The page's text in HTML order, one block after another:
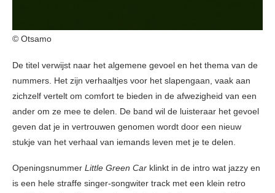
© Otsamo
De titel verwijst naar het algemene gevoel en het thema van de
nummers. Het zijn verhaaltjes voor het slapengaan, vaak aan
zichzelf vertelt om comfort te bieden in de afwezigheid van een
ander om ze mee te delen. De band wil de luisteraar het gevoel
geven dat je in vertrouwen genomen wordt door een nieuw
stukje van het verhaal van iemands leven met je te delen.
Openingsnummer Little Green Car klinkt in de intro wat jazzy en
is een hele straffe singer-songwiter track met een klein retro